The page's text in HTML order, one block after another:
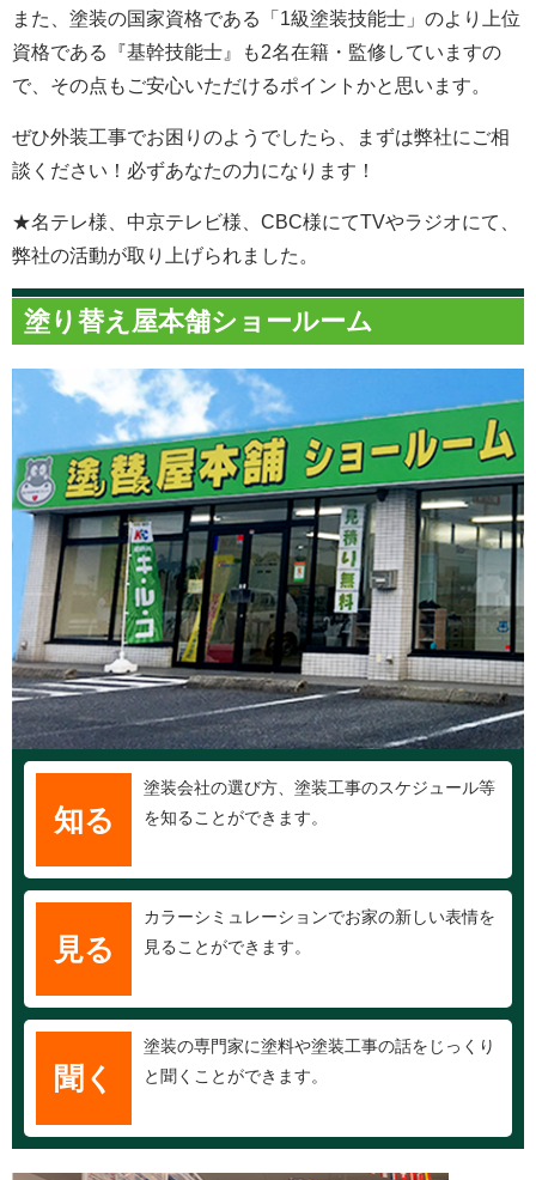
また、塗装の国家資格である「1級塗装技能士」のより上位
資格である『基幹技能士』も2名在籍・監修していますの
で、その点もご安心いただけるポイントかと思います。
ぜひ外装工事でお困りのようでしたら、まずは弊社にご相
談ください！必ずあなたの力になります！
★名テレ様、中京テレビ様、CBC様にてTVやラジオにて、
弊社の活動が取り上げられました。
塗り替え屋本舗ショールーム
知る
塗装会社の選び方、塗装工事のスケジュール等
を知ることができます。
見る
カラーシミュレーションでお家の新しい表情を
見ることができます。
聞く
塗装の専門家に塗料や塗装工事の話をじっくり
と聞くことができます。